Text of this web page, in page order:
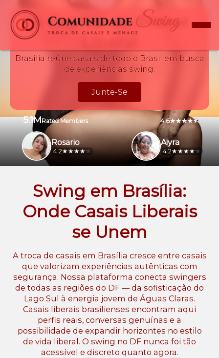
A Capital do Prazer
Brasília reúne casais de todo o Brasil em busca
de experiências swing.
Junte-Se
5.1MRated Members 4.6
Aiyra
4.2
Rosario
4.2
Swing em Brasília:
Onde Casais Liberais
se Unem
A troca de casais em Brasília cresce entre casais
que valorizam experiências autênticas com
segurança. Nossa plataforma conecta swingers
de todas as regiões do DF — da sofisticação do
Lago Sul à energia jovem de Águas Claras.
Casais liberais brasilienses encontram aqui
perfis reais, conversas genuínas e a
possibilidade de expandir horizontes no estilo
de vida liberal. O swing no DF nunca foi tão
acessível e discreto quanto agora.